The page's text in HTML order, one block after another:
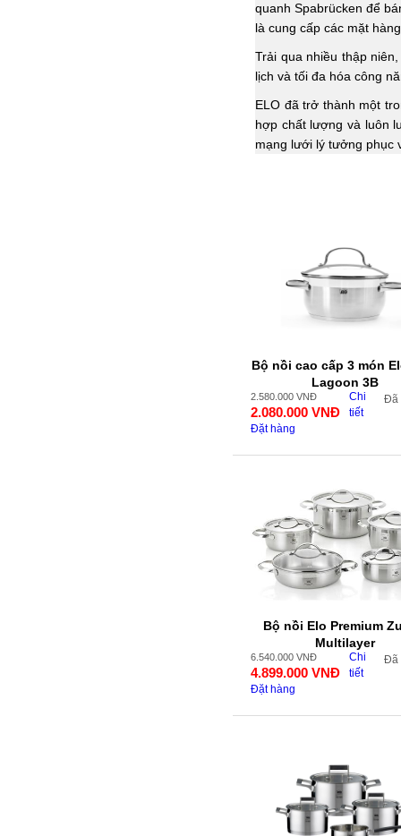
quanh Spabrücken để
là cung cấp các mặt
Trải qua nhiều thập
lịch và tối đa hóa công
ELO đã trở thành một
hợp chất lượng và luôn
mạng lưới lý tưởng phục
Bộ nồi cao cấp 3 món
Lagoon 3B
2.580.000 VNĐ
2.080.000 VNĐ
Đã
Chi
tiết
Đặt hàng
Bộ nồi Elo Premium
Multilayer
6.540.000 VNĐ
4.899.000 VNĐ
Đã
Chi
tiết
Đặt hàng